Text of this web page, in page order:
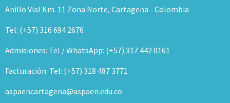
Anillo Vial Km. 11 Zona Norte, Cartagena - Colombia
Tel: (+57) 316 694 2676
Admisiones: Tel / WhatsApp: (+57) 317 442 0161
Facturación: Tel: (+57) 318 487 3771
aspaencartagena@aspaen.edu.co